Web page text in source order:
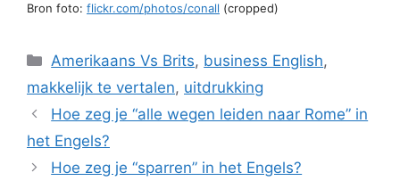
Bron foto: flickr.com/photos/conall (cropped)
Categorieën
Amerikaans Vs Brits, business English,
makkelijk te vertalen, uitdrukking
Hoe zeg je “alle wegen leiden naar Rome” in
het Engels?
Hoe zeg je “sparren” in het Engels?